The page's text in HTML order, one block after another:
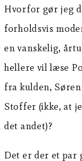
Hvorfor gør jeg
forholdsvis
en vanskelig,
hellere vil læse
fra kulden,
Stoffer (ikke, at
det andet)?
Det er der et par